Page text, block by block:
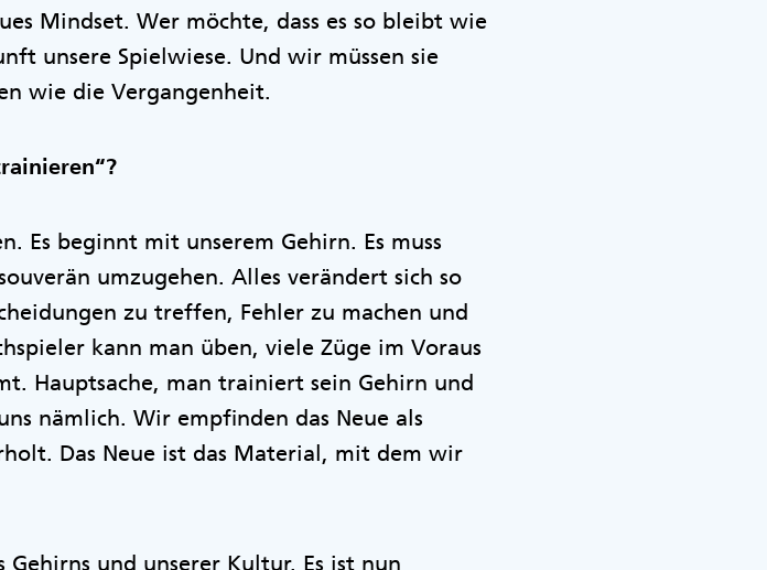
Mindset. Wer möchte, dass es so bleibt wie
unsere Spielwiese. Und wir müssen sie
wie die Vergangenheit.
Es beginnt mit unserem Gehirn. Es muss
umzugehen. Alles verändert sich so
zu treffen, Fehler zu machen und
kann man üben, viele Züge im Voraus
Hauptsache, man trainiert sein Gehirn und
nämlich. Wir empfinden das Neue als
Das Neue ist das Material, mit dem wir
Gehirns und unserer Kultur. Es ist nun